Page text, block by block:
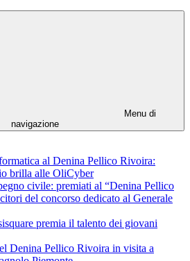
Menu di
navigazione
al Denina Pellico Rivoira:
brilla alle OliCyber
civile: premiati al “Denina Pellico
del concorso dedicato al Generale
premia il talento dei giovani
Denina Pellico Rivoira in visita a